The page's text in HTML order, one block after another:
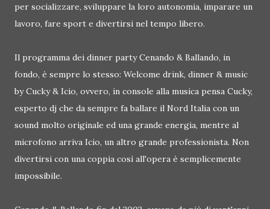
per socializzare, sviluppare la loro autonomia, imparare un
lavoro, fare sport e divertirsi nel tempo libero.
Il programma dei dinner party Cenando & Ballando, in
fondo, è sempre lo stesso: Welcome drink, dinner & music
by Cucky & Icio, ovvero, in console alla musica pensa Cucky,
esperto dj che da sempre fa ballare il Nord Italia con un
sound molto originale ed una grande energia, mentre al
microfono arriva Icio, un altro grande professionista. Non
divertirsi con una coppia così all'opera è semplicemente
impossibile.